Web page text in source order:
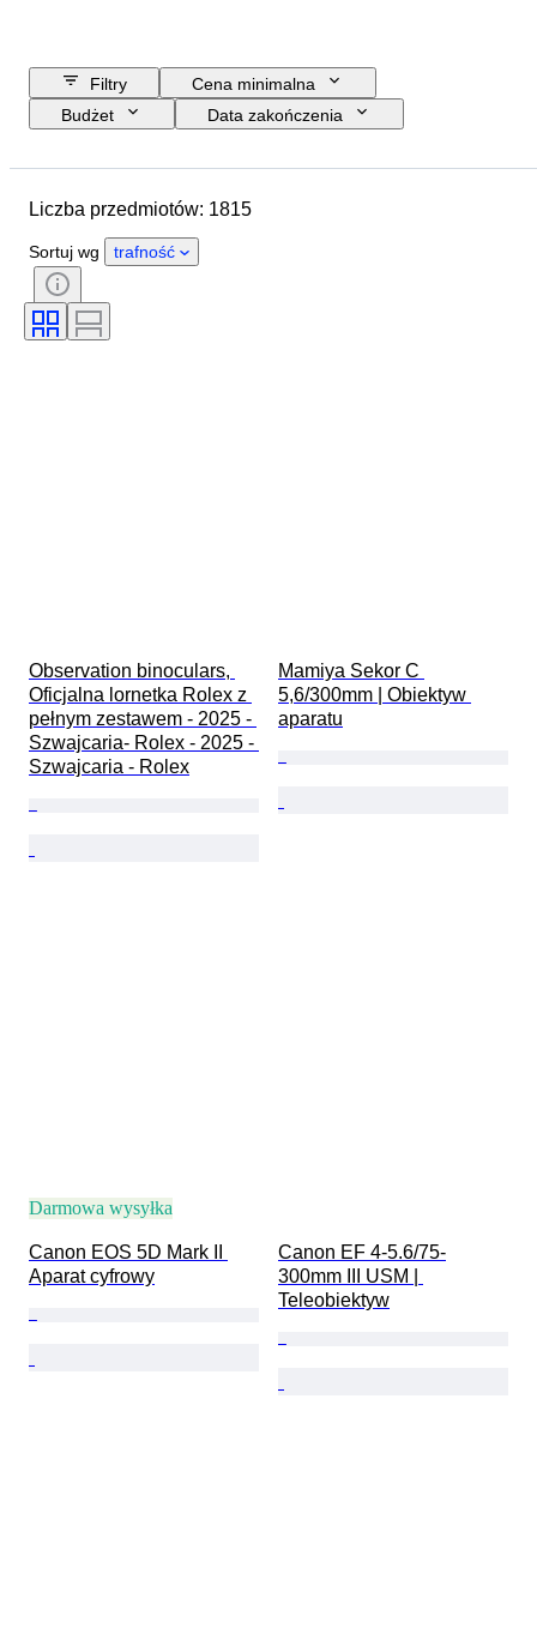
Filtry
Cena minimalna
Budżet
Data zakończenia
Materiał
Stan
Tematyka
Wydanie
Mocowanie obiektywu
Rodzaj mikroskopu
Liczba przedmiotów: 1815
Sortuj wg trafność
Observation binoculars,
Oficjalna lornetka Rolex z
pełnym zestawem - 2025 -
Szwajcaria- Rolex - 2025 -
Szwajcaria - Rolex
Mamiya Sekor C
5,6/300mm | Obiektyw
aparatu
Darmowa wysyłka
Canon EOS 5D Mark II
Aparat cyfrowy
Canon EF 4-5.6/75-
300mm III USM |
Teleobiektyw